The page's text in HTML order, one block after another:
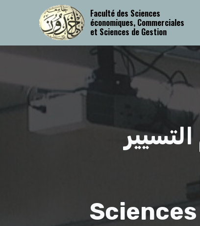
Mobirise Website Builder
Faculté des Sciences
économiques, Commerciales
et Sciences de Gestion